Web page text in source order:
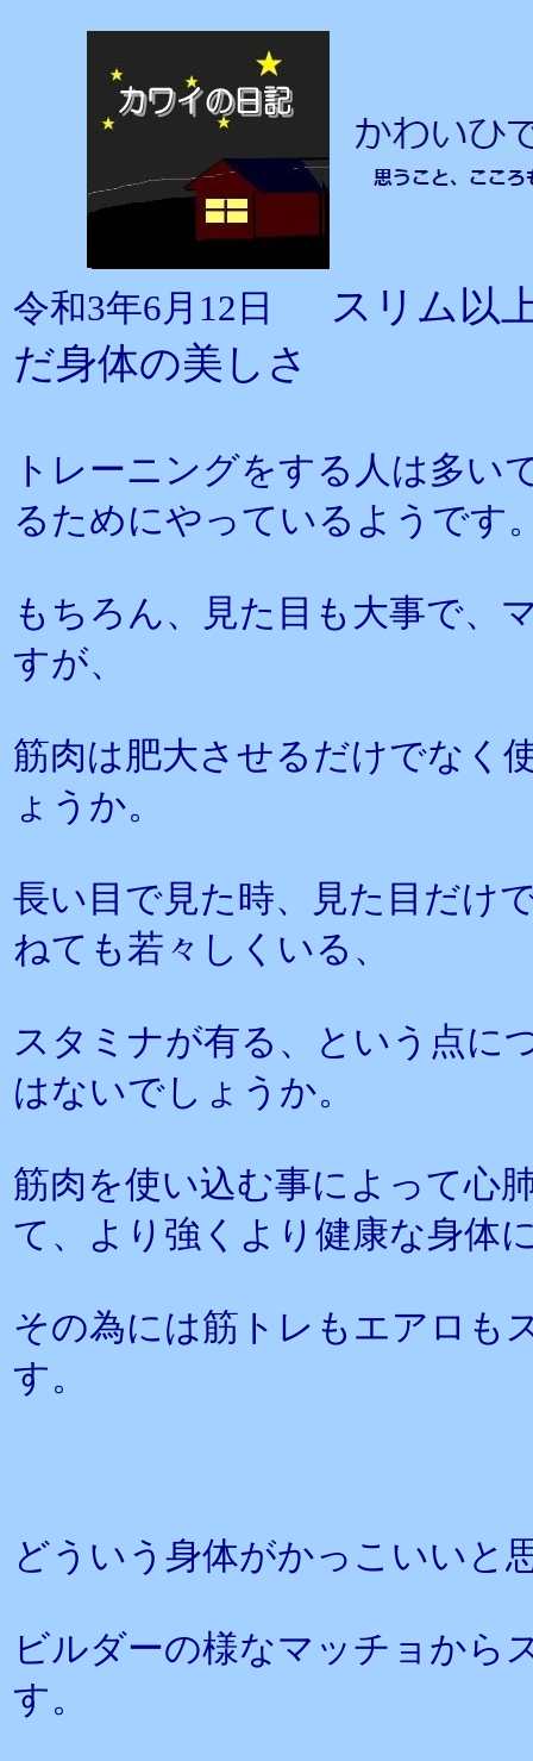
令和3年6月12日
スリム以
だ身体の美しさ
トレーニングをする人は多い
るためにやっているようです
もちろん、見た目も大事で、
すが、
筋肉は肥大させるだけでなく
ょうか。
長い目で見た時、見た目だけ
ねても若々しくいる、
スタミナが有る、という点に
はないでしょうか。
筋肉を使い込む事によって心
て、より強くより健康な身体
その為には筋トレもエアロも
す。
どういう身体がかっこいいと
ビルダーの様なマッチョから
す。